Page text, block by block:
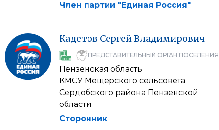
Член партии "Единая Россия"
Кадетов СергейВладимирович
ПРЕДСТАВИТЕЛЬНЫЙ ОРГАН ПОСЕЛЕНИЯ
Пензенская область
КМСУ Мещерского сельсовета
Сердобского района Пензенской
области
Сторонник